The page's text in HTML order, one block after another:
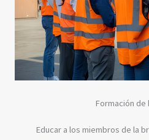
Formación de
Educar a los miembros de la